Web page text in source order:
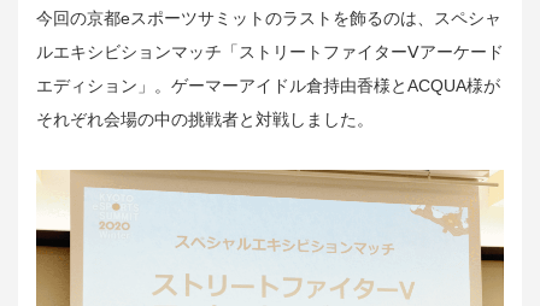
今回の京都eスポーツサミットのラストを飾るのは、スペシャ
ルエキシビションマッチ「ストリートファイターⅤアーケード
エディション」。ゲーマーアイドル倉持由香様とACQUA様が
それぞれ会場の中の挑戦者と対戦しました。